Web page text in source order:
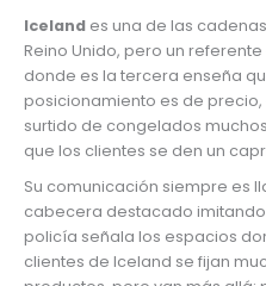
Icelandes una de las
Reino Unido, pero un
donde es la tercera enseña
posicionamiento es de
surtido de congelados
que los clientes se den un
Su comunicación siempre es
cabecera destacado
policía señala los espacios
clientes de Iceland se fijan